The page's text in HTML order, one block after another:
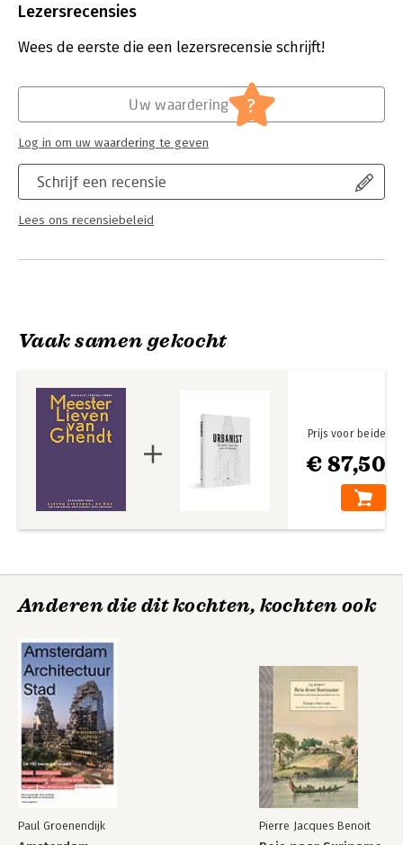
Nederlanden een beetje duidelijk. Maar als persoon bleef hij
Dit drieluik van biografie, lexicon en gidsen, pelt een aantal
zichtbaar wordt: een artistiek voorman die het aanzien en het
karakter van een Hollandse stad voor eeuwen vastlegde.
Uitgever:
Verschijningsdatum:
15-4-2026
Lezersrecensies
Wees de eerste die een lezersrecensie schrijft!
Schrijf een recensie
Lees ons recensiebeleid
Uw waardering ?
Log in om uw waardering te geven
Vaak samen gekocht
€ 87,50
Prijs voor beide
Anderen die dit kochten, kochten ook
Paul Groenendijk Pierre Jacques Benoit